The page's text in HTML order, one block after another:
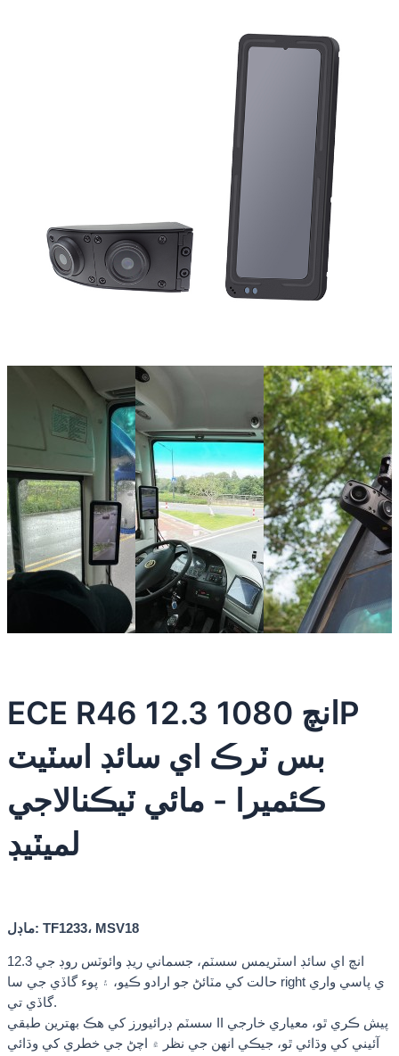
ECE R46 12.3 انچ 1080P
بس ٽرڪ اي سائڊ اسٽيٽ
ڪئميرا - مائي ٽيڪنالاجي
لميٽيڊ
ماڊل: TF1233، MSV18
12.3 انچ اي سائڊ اسٽريمس سسٽم، جسماني ريڊ وائوٽس روڊ جي
حالت کي مٽائڻ جو ارادو ڪيو، ۽ پوء گاڏي جي سا right ي پاسي واري
گاڏي تي.
سسٽم ڊرائيورز کي هڪ بهترين طبقي II پيش ڪري ٿو، معياري خارجي
آئيني کي وڌائي ٿو، جيڪي انهن جي نظر ۾ اچڻ جي خطري کي وڌائي